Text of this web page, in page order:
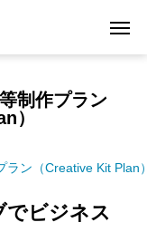
制作プラン
）
ラン（Creative Kit Plan
でビジネス